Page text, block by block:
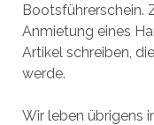
Bootsführerschein.
Anmietung eines
Artikel schreiben,
werde.
Wir leben übrigens